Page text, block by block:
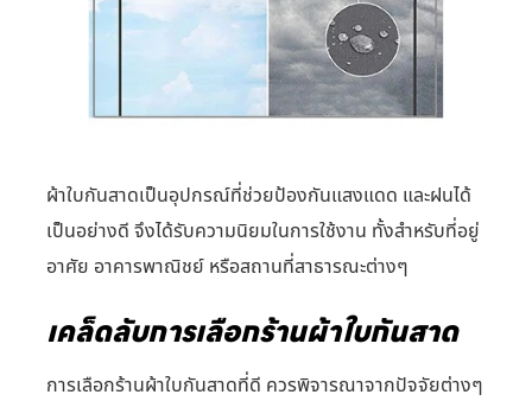
ผ้าใบกันสาดเป็นอุปกรณ์ที่ช่วยป้องกันแสงแดด และฝนได้
เป็นอย่างดี จึงได้รับความนิยมในการใช้งาน ทั้งสำหรับที่อยู่
อาศัย อาคารพาณิชย์ หรือสถานที่สาธารณะต่างๆ
เคล็ดลับการเลือกร้านผ้าใบกันสาด
การเลือกร้านผ้าใบกันสาดที่ดี ควรพิจารณาจากปัจจัยต่างๆ